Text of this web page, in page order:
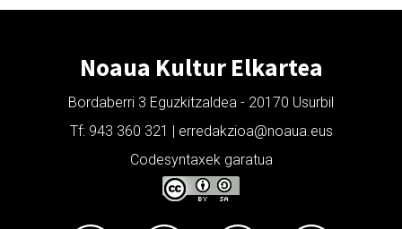
Noaua Kultur Elkartea
Bordaberri 3 Eguzkitzaldea - 20170 Usurbil
Tf: 943 360 321 | erredakzioa@noaua.eus
Codesyntaxek garatua